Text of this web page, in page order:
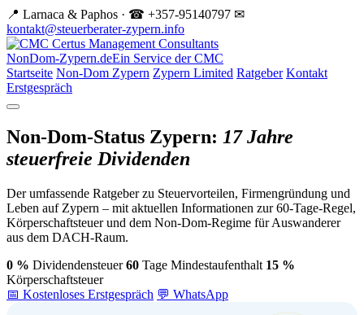
📍 Larnaca & Paphos · ☎ +357-95140797 ✉
kontakt@steuerberater-zypern.info
NonDom-Zypern.deEin Service der CMC
Startseite Non-Dom Zypern Zypern Limited Ratgeber Kontakt
Erstgespräch
Non-Dom-Status Zypern: 17 Jahre
steuerfreie Dividenden
Der umfassende Ratgeber zu Steuervorteilen, Firmengründung und
Leben auf Zypern – mit aktuellen Informationen zur 60-Tage-Regel,
Körperschaftsteuer und dem Non-Dom-Regime für Auswanderer
aus dem DACH-Raum.
0 % Dividendensteuer 60 Tage Mindestaufenthalt 15 %
Körperschaftsteuer
📅 Kostenloses Erstgespräch 💬 WhatsApp